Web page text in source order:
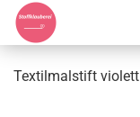
Textilmalstift violett